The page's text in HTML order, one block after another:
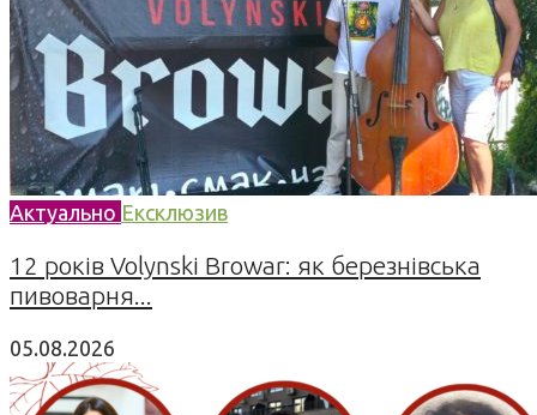
Актуально Ексклюзив
12 років Volynski Browar: як березнівська
пивоварня...
05.08.2026